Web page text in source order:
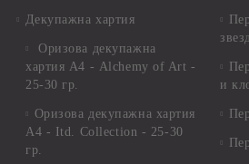
Декупажна хартия
Оризова декупажна
хартия А4 - Alchemy of Art -
25-30 гр.
Оризова декупажна хартия
А4 - Itd. Collection - 25-30
гр.
и